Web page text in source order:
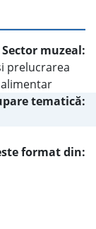
Sector muzeal:
prelucrarea
tematică:
format din: